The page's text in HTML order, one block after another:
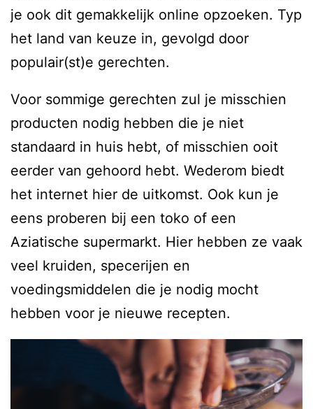
je ook dit gemakkelijk online opzoeken. Typ
het land van keuze in, gevolgd door
populair(st)e gerechten.
Voor sommige gerechten zul je misschien
producten nodig hebben die je niet
standaard in huis hebt, of misschien ooit
eerder van gehoord hebt. Wederom biedt
het internet hier de uitkomst. Ook kun je
eens proberen bij een toko of een
Aziatische supermarkt. Hier hebben ze vaak
veel kruiden, specerijen en
voedingsmiddelen die je nodig mocht
hebben voor je nieuwe recepten.